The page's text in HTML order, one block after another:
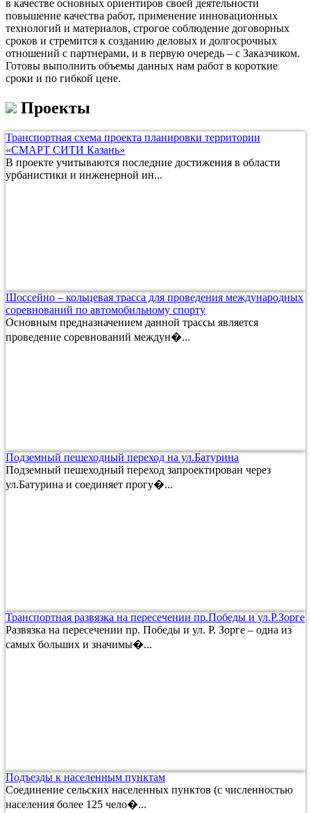
в качестве основных ориентиров своей деятельности
повышение качества работ, применение инновационных
технологий и материалов, строгое соблюдение договорных
сроков и стремится к созданию деловых и долгосрочных
отношений с партнерами, и в первую очередь – с Заказчиком.
Готовы выполнить объемы данных нам работ в короткие
сроки и по гибкой цене.
Проекты
Транспортная схема проекта планировки территории
«СМАРТ СИТИ Казань»
В проекте учитываются последние достижения в области
урбанистики и инженерной ин...
Шоссейно – кольцевая трасса для проведения международных
соревнований по автомобильному спорту
Основным предназначением данной трассы является
проведение соревнований междун�...
Подземный пешеходный переход на ул.Батурина
Подземный пешеходный переход запроектирован через
ул.Батурина и соединяет прогу�...
Транспортная развязка на пересечении пр.Победы и ул.Р.Зорге
Развязка на пересечении пр. Победы и ул. Р. Зорге – одна из
самых больших и значимы�...
Подъезды к населенным пунктам
Соединение сельских населенных пунктов (с численностью
населения более 125 чело�...